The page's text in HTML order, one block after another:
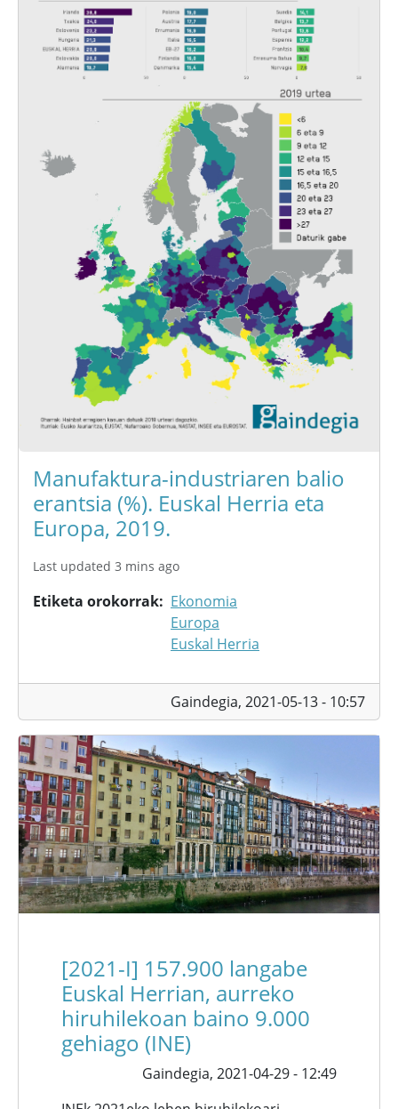
Manufaktura-industriaren balio
erantsia (%). Euskal Herria eta
Europa, 2019.
Last updated 3 mins ago
Etiketa orokorrak
Ekonomia
Europa
Euskal Herria
Gaindegia, 2021-05-13 - 10:57
[2021-I] 157.900 langabe
Euskal Herrian, aurreko
hiruhilekoan baino 9.000
gehiago (INE)
Gaindegia, 2021-04-29 - 12:49